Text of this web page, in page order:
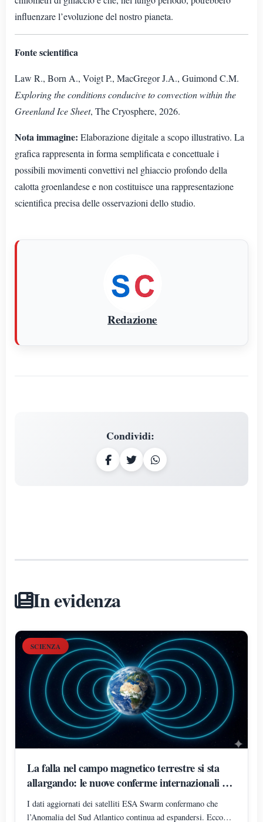
influenzare l’evoluzione del nostro pianeta.
Fonte scientifica
Law R., Born A., Voigt P., MacGregor J.A., Guimond C.M.
Exploring the conditions conducive to convection within the
Greenland Ice Sheet, The Cryosphere, 2026.
Nota immagine: Elaborazione digitale a scopo illustrativo. La
grafica rappresenta in forma semplificata e concettuale i
possibili movimenti convettivi nel ghiaccio profondo della
calotta groenlandese e non costituisce una rappresentazione
scientifica precisa delle osservazioni dello studio.
Redazione
Condividi:
In evidenza
SCIENZA
La falla nel campo magnetico terrestre si sta
allargando: le nuove conferme internazionali del
2026
I dati aggiornati dei satelliti ESA Swarm confermano che
l’Anomalia del Sud Atlantico continua ad espandersi. Ecco